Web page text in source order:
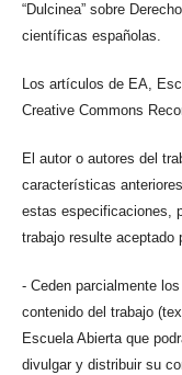
“Dulcinea” sobre
científicas españolas.
Los artículos de EA,
Creative Commons
El autor o autores del
características
estas especificaciones,
trabajo resulte aceptado
- Ceden parcialmente
contenido del trabajo
Escuela Abierta que
divulgar y distribuir su